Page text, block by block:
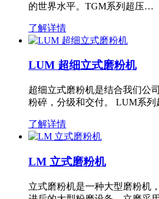
的世界水平。TGM系列超压…
了解详情
LUM 超细立式磨粉机
超细立式磨粉机是结合我们公
粉碎，分级和交付。 LUM系
了解详情
LM 立式磨粉机
立式磨粉机是一种大型磨粉机